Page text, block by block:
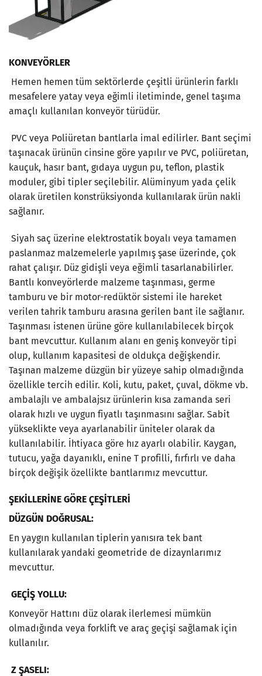
KONVEYÖRLER
Hemen hemen tüm sektörlerde çeşitli ürünlerin farklı
mesafelere yatay veya eğimli iletiminde, genel taşıma
amaçlı kullanılan konveyör türüdür.
PVC veya Poliüretan bantlarla imal edilirler. Bant seçimi
taşınacak ürünün cinsine göre yapılır ve PVC, poliüretan,
kauçuk, hasır bant, gıdaya uygun pu, teflon, plastik
moduler, gibi tipler seçilebilir. Alüminyum yada çelik
olarak üretilen konstrüksiyonda kullanılarak ürün nakli
sağlanır.
Siyah saç üzerine elektrostatik boyalı veya tamamen
paslanmaz malzemelerle yapılmış şase üzerinde, çok
rahat çalışır. Düz gidişli veya eğimli tasarlanabilirler.
Bantlı konveyörlerde malzeme taşınması, germe
tamburu ve bir motor-redüktör sistemi ile hareket
verilen tahrik tamburu arasına gerilen bant ile sağlanır.
Taşınması istenen ürüne göre kullanılabilecek birçok
bant mevcuttur. Kullanım alanı en geniş konveyör tipi
olup, kullanım kapasitesi de oldukça değişkendir.
Taşınan malzeme düzgün bir yüzeye sahip olmadığında
özellikle tercih edilir. Koli, kutu, paket, çuval, dökme vb.
ambalajlı ve ambalajsız ürünlerin kısa zamanda seri
olarak hızlı ve uygun fiyatlı taşınmasını sağlar. Sabit
yükseklikte veya ayarlanabilir üniteler olarak da
kullanılabilir. İhtiyaca göre hız ayarlı olabilir. Kaygan,
tutucu, yağa dayanıklı, enine T profilli, fırfırlı ve daha
birçok değişik özellikte bantlarımız mevcuttur.
ŞEKİLLERİNE GÖRE ÇEŞİTLERİ
DÜZGÜN DOĞRUSAL:
En yaygın kullanılan tiplerin yanısıra tek bant
kullanılarak yandaki geometride de dizaynlarımız
mevcuttur.
GEÇİŞ YOLLU:
Konveyör Hattını düz olarak ilerlemesi mümkün
olmadığında veya forklift ve araç geçişi sağlamak için
kullanılır.
Z ŞASELI: